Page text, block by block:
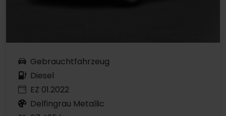
Gebrauchtfahrzeug
Diesel
EZ 01.2022
Delfingrau Metallic